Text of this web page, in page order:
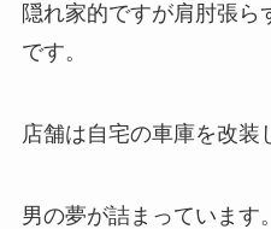
隠れ家的ですが肩肘張ら
です。
店舗は自宅の車庫を改装
男の夢が詰まっています。